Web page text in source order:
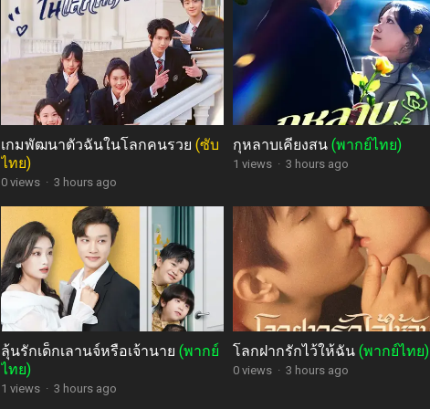
เกมพัฒนาตัวฉันในโลกคนรวย (ซับ
ไทย)
0 views · 3 hours ago
กุหลาบเคียงสน (พากย์ไทย)
1 views · 3 hours ago
ลุ้นรักเด็กเลานจ์หรือเจ้านาย (พากย์
ไทย)
1 views · 3 hours ago
โลกฝากรักไว้ให้ฉัน (พากย์ไทย)
0 views · 3 hours ago